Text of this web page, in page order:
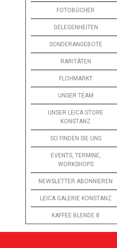
FOTOBÜCHER
GELEGENHEITEN
SONDERANGEBOTE
RARITÄTEN
FLOHMARKT
UNSER TEAM
UNSER LEICA STORE
KONSTANZ
SO FINDEN SIE UNS
EVENTS, TERMINE,
WORKSHOPS
NEWSLETTER ABONNIEREN
LEICA GALERIE KONSTANZ
KAFFEE BLENDE 8